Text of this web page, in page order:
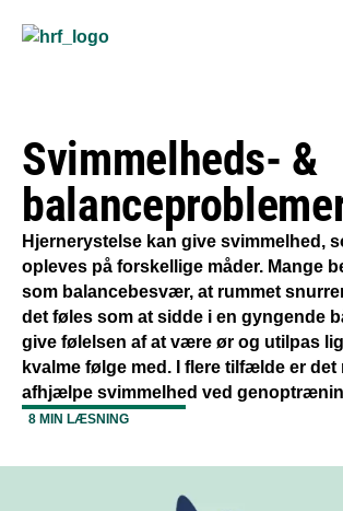
Svimmelheds- &
Hjernerystelse kan give svimmelhed,
opleves på forskellige måder. Mange
som balancebesvær, at rummet
det føles som at sidde i en gyngende
give følelsen af at være ør og utilpas
kvalme følge med. I flere tilfælde er det
afhjælpe svimmelhed ved
8 MIN LÆSNING